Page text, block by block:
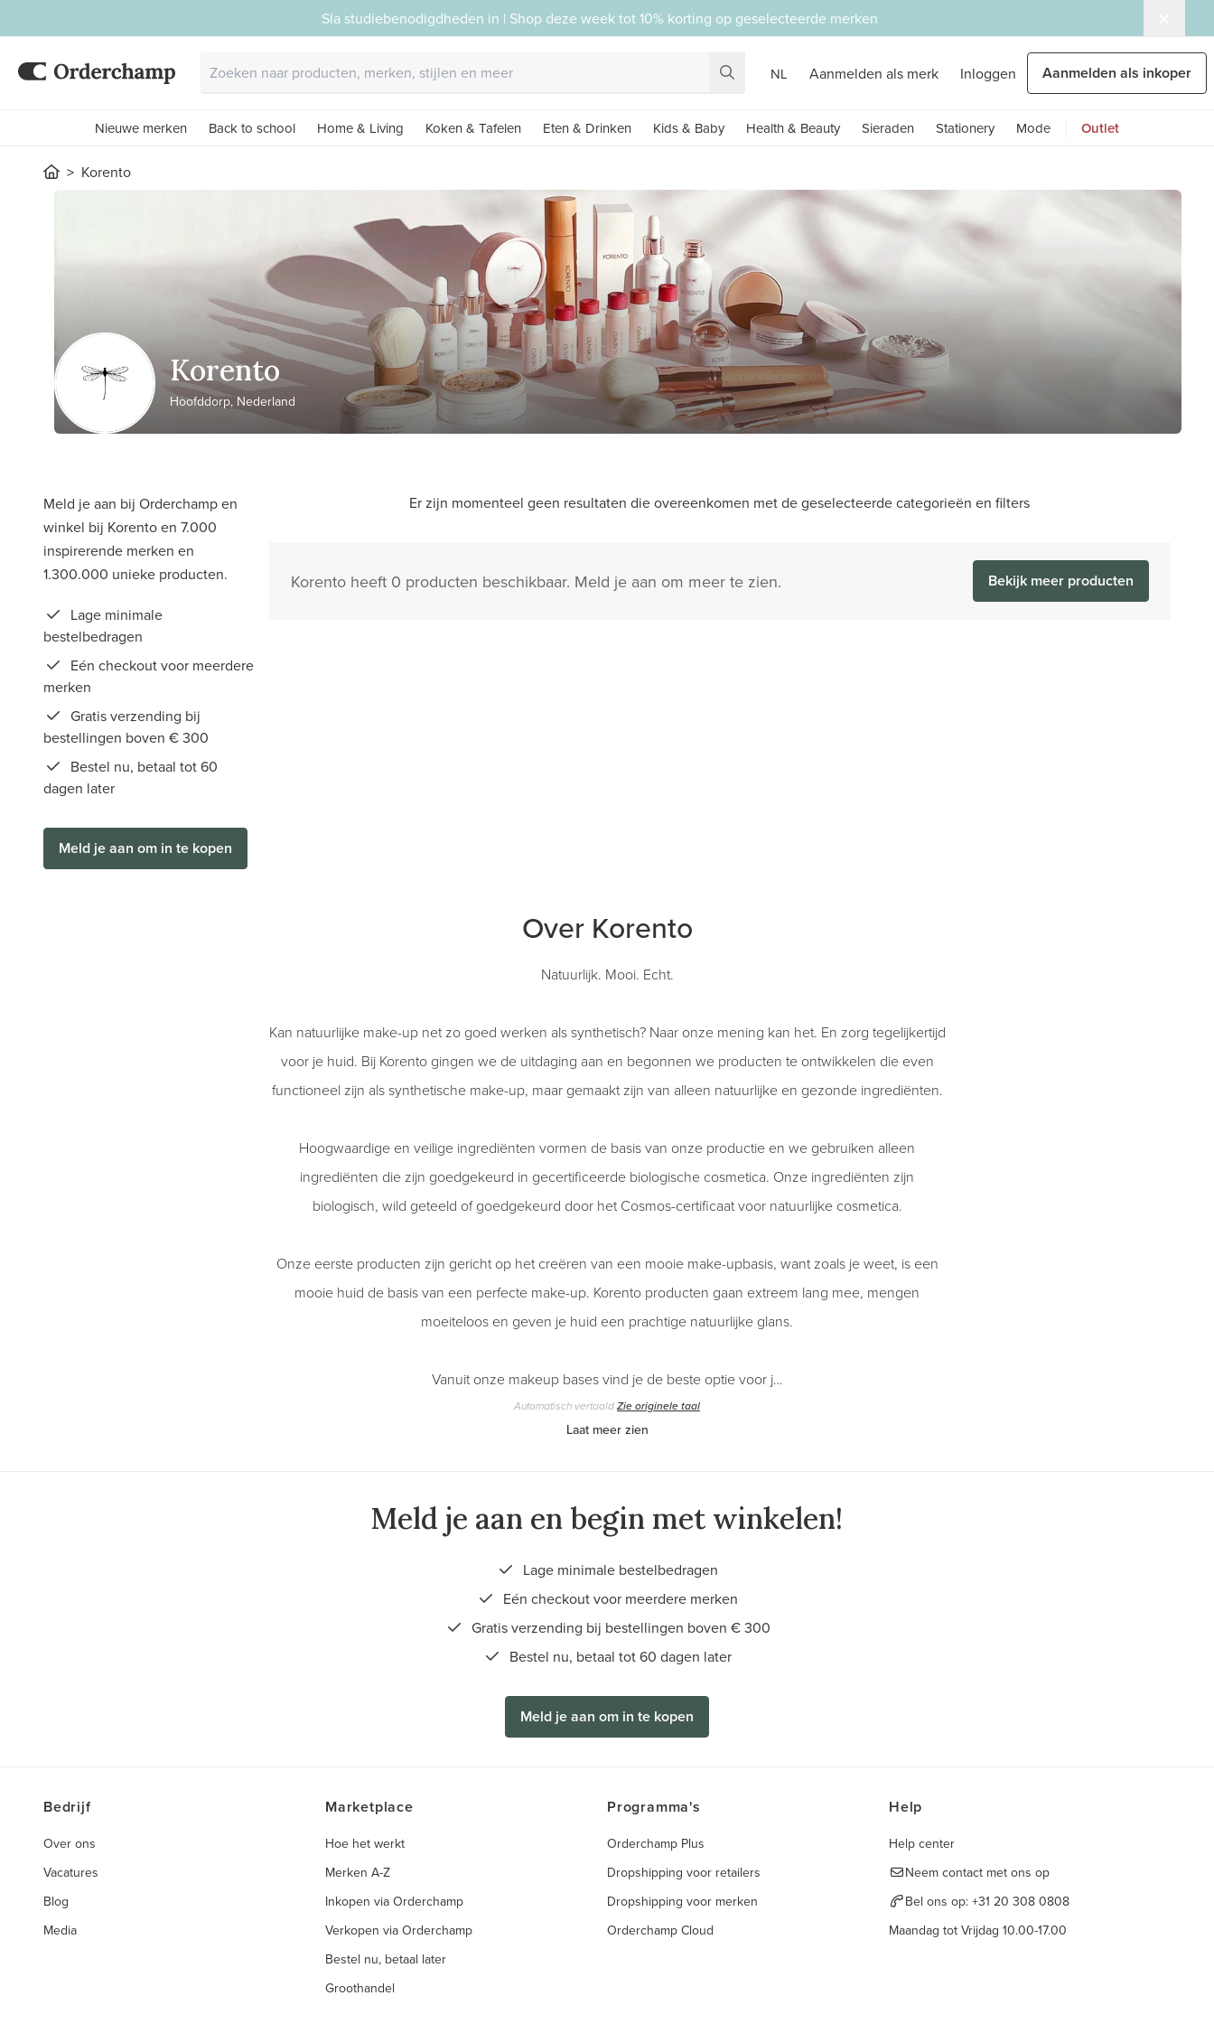
Sla studiebenodigdheden in | Shop deze week tot 10% korting op geselecteerde merken
NL Aanmelden als merk Inloggen Aanmelden als inkoper
Nieuwe merken Back to school Home & Living Koken & Tafelen Eten & Drinken Kids & Baby Health & Beauty Sieraden Stationery Mode Outlet
Korento
Korento
Hoofddorp, Nederland
Meld je aan bij Orderchamp en
winkel bij Korento en 7.000
inspirerende merken en
1.300.000 unieke producten.
Lage minimale
bestelbedragen
Eén checkout voor meerdere
merken
Gratis verzending bij
bestellingen boven € 300
Bestel nu, betaal tot 60
dagen later
Meld je aan om in te kopen
Er zijn momenteel geen resultaten die overeenkomen met de geselecteerde categorieën en filters
Korento heeft 0 producten beschikbaar. Meld je aan om meer te zien. Bekijk meer producten
Over Korento
Natuurlijk. Mooi. Echt.
Kan natuurlijke make-up net zo goed werken als synthetisch? Naar onze mening kan het. En zorg tegelijkertijd
voor je huid. Bij Korento gingen we de uitdaging aan en begonnen we producten te ontwikkelen die even
functioneel zijn als synthetische make-up, maar gemaakt zijn van alleen natuurlijke en gezonde ingrediënten.
Hoogwaardige en veilige ingrediënten vormen de basis van onze productie en we gebruiken alleen
ingrediënten die zijn goedgekeurd in gecertificeerde biologische cosmetica. Onze ingrediënten zijn
biologisch, wild geteeld of goedgekeurd door het Cosmos-certificaat voor natuurlijke cosmetica.
Onze eerste producten zijn gericht op het creëren van een mooie make-upbasis, want zoals je weet, is een
mooie huid de basis van een perfecte make-up. Korento producten gaan extreem lang mee, mengen
moeiteloos en geven je huid een prachtige natuurlijke glans.
Vanuit onze makeup bases vind je de beste optie voor j…
Automatisch vertaaldZie originele taal
Laat meer zien
Meld je aan en begin met winkelen!
Lage minimale bestelbedragen
Eén checkout voor meerdere merken
Gratis verzending bij bestellingen boven € 300
Bestel nu, betaal tot 60 dagen later
Meld je aan om in te kopen
Bedrijf
Over ons
Vacatures
Blog
Media
Marketplace
Hoe het werkt
Merken A-Z
Inkopen via Orderchamp
Verkopen via Orderchamp
Bestel nu, betaal later
Groothandel
Programma's
Orderchamp Plus
Dropshipping voor retailers
Dropshipping voor merken
Orderchamp Cloud
Help
Help center
Neem contact met ons op
Bel ons op: +31 20 308 0808
Maandag tot Vrijdag 10.00-17.00